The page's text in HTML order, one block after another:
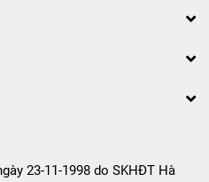
23-11-1998 do SKHĐT Hà